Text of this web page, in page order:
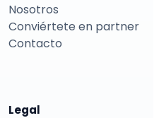
Nosotros
Conviértete en partner
Contacto
Legal